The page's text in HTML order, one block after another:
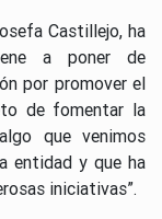
Castillejo, ha
a poner de
por promover el
de fomentar la
que venimos
entidad y que ha
iniciativas”.